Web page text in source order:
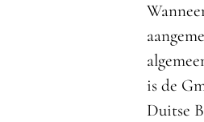
is de
Duitse